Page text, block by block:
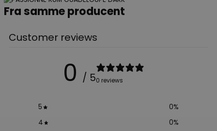
Fra samme producent
Customer reviews
0 / 50 reviews
5 0%
4
0%